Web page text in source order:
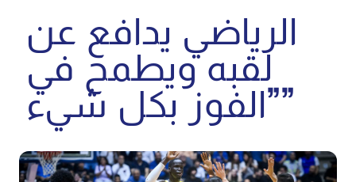
الرياضي يدافع عن
لقبه ويطمح في
”الفوز بكل شيء”